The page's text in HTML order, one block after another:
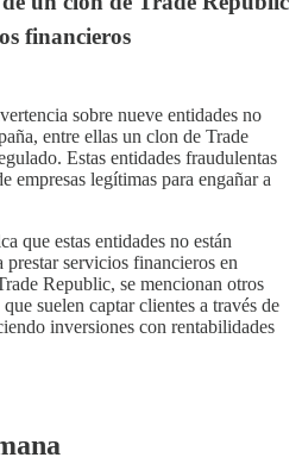
financieros
sobre nueve entidades no
entre ellas un clon de Trade
Estas entidades fraudulentas
empresas legítimas para engañar a
que estas entidades no están
prestar servicios financieros en
Republic, se mencionan otros
suelen captar clientes a través de
inversiones con rentabilidades